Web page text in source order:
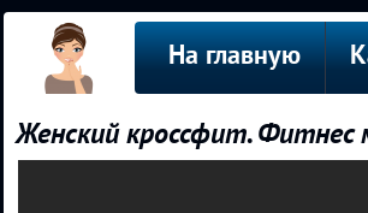
На главную
Женский кроссфит.